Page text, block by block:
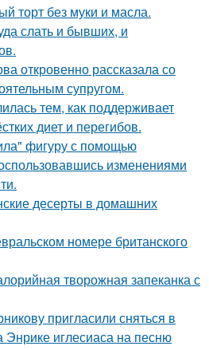
торт без муки и масла.
слать и бывших, и
откровенно рассказала со
супругом.
тем, как поддерживает
диет и перегибов.
фигуру с помощью
изменениями
десерты в домашних
номере британского
творожная запеканка с
пригласили сняться в
Энрике иглесиаса на песню